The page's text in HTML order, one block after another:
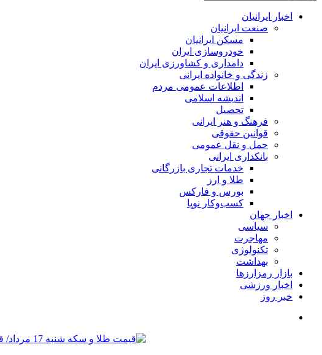
اخبار ایرانیان
صنعت ایرانیان
مسکن ایرانیان
خودروسازی ایران
دامداری و کشاورزی ایران
زندگی و خانواده ایرانی
اطلاعات عمومی مردم
اندیشه اسلامی
تحصیل
فرهنگ و هنر ایرانی
قوانین حقوقی
حمل و نقل عمومی
بانکداری ایرانی
خدمات تجاری بازرگانی
طلا و ارز
بورس و فارکس
کسب‌وکار نوپا
اخبار جهان
سیاسی
مهاجرت
تکنولوژی
بهداشت
بازار رمزارزها
اخبار ورزشی
خبر روز